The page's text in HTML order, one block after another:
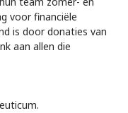
voor financiële
is door donaties van
aan allen die